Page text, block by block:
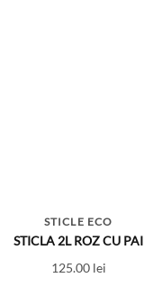
STICLE ECO
STICLA 2L ROZ CU PAI
125.00 lei